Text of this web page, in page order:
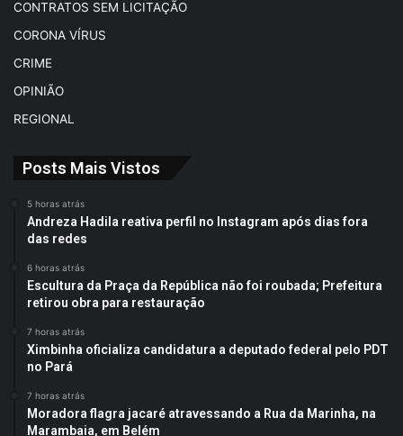
CONTRATOS SEM LICITAÇÃO
CORONA VÍRUS
CRIME
OPINIÃO
REGIONAL
Posts Mais Vistos
5 horas atrás
Andreza Hadila reativa perfil no Instagram após dias fora
das redes
6 horas atrás
Escultura da Praça da República não foi roubada; Prefeitura
retirou obra para restauração
7 horas atrás
Ximbinha oficializa candidatura a deputado federal pelo PDT
no Pará
7 horas atrás
Moradora flagra jacaré atravessando a Rua da Marinha, na
Marambaia, em Belém